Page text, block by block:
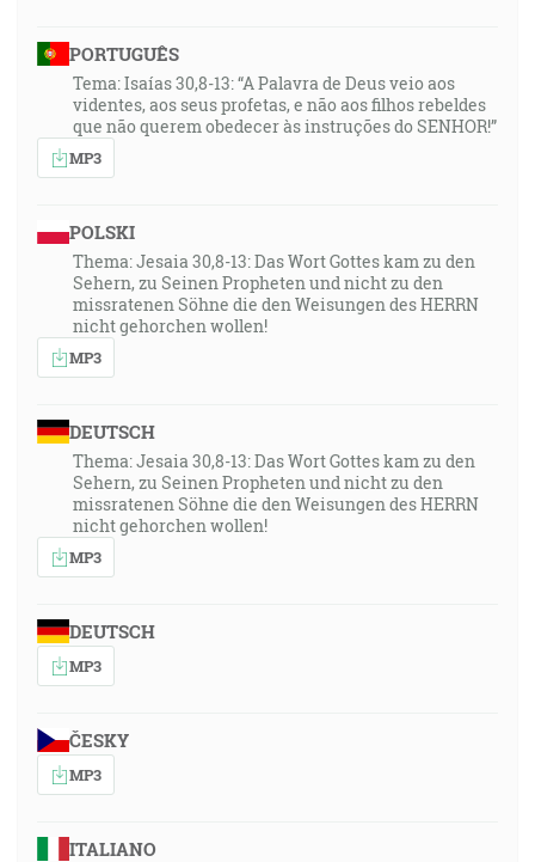
PORTUGUÊS
Tema: Isaías 30,8-13: “A Palavra de Deus veio aos
videntes, aos seus profetas, e não aos filhos rebeldes
que não querem obedecer às instruções do SENHOR!”
MP3
POLSKI
Thema: Jesaia 30,8-13: Das Wort Gottes kam zu den
Sehern, zu Seinen Propheten und nicht zu den
missratenen Söhne die den Weisungen des HERRN
nicht gehorchen wollen!
MP3
DEUTSCH
Thema: Jesaia 30,8-13: Das Wort Gottes kam zu den
Sehern, zu Seinen Propheten und nicht zu den
missratenen Söhne die den Weisungen des HERRN
nicht gehorchen wollen!
MP3
DEUTSCH
MP3
ČESKY
MP3
ITALIANO